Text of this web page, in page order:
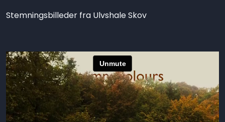
Stemningsbilleder fra Ulvshale Skov